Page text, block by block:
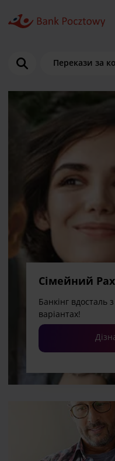
Перекази за
Сімейний
Банкінг вдосталь
варіантах!